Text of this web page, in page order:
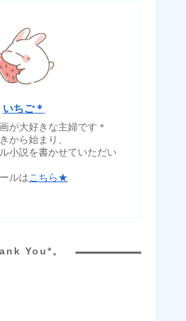
いちご＊
が大好きな主婦です＊
から始まり、
小説を書かせていただい
ルはこちら★
You*。